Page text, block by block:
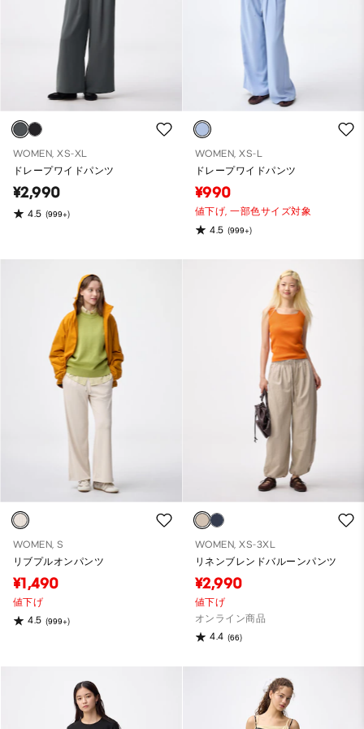
WOMEN, XS-XL
ドレープワイドパンツ
¥2,990
4.5 (999+)
WOMEN, XS-L
ドレープワイドパンツ
¥990
値下げ,一部色サイズ対象
4.5 (999+)
WOMEN, S
リブプルオンパンツ
¥1,490
値下げ
4.5 (999+)
WOMEN, XS-3XL
リネンブレンドバルーンパンツ
¥2,990
値下げ
オンライン商品
4.4 (66)